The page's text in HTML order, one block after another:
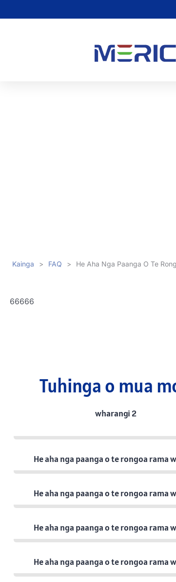
He Aha Nga
Kainga > FAQ > He Aha Nga Paanga O Te
66666
Tuhinga o mua
wharangi 2
He aha nga paanga o te rongoa rama
He aha nga paanga o te rongoa rama
He aha nga paanga o te rongoa rama
He aha nga paanga o te rongoa rama